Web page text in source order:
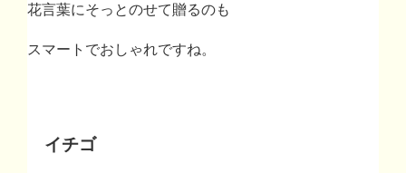
花言葉にそっとのせて贈るのも
スマートでおしゃれですね。
イチゴ